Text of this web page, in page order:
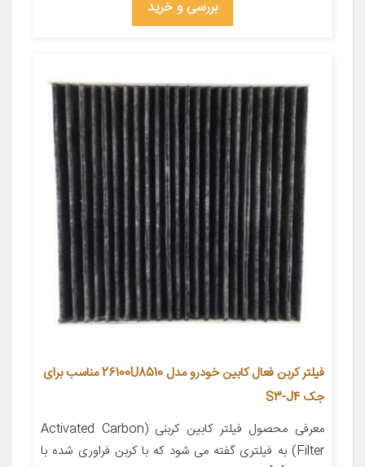
بررسی و خرید
فیلتر کربن فعال کابین خودرو مدل 26100U8510 مناسب برای
جک S3-J4
معرفی محصول فیلتر کابین کربنی (Activated Carbon
Filter) به فیلتری گفته می شود که با کربن فراوری شده با